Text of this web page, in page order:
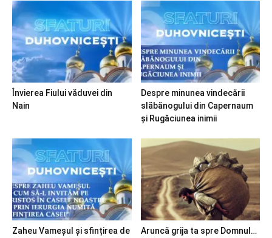
Învierea Fiului văduvei din
Nain
Despre minunea vindecării
slăbănogului din Capernaum
și Rugăciunea inimii
Zaheu Vameșul și sfințirea de Aruncă grija ta spre Domnul…